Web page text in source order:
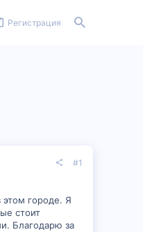
Регистрация
#1
этом городе. Я
стоит
Благодарю за